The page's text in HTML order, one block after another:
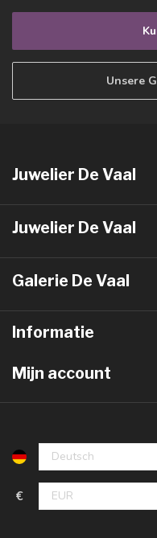
Unsere
Juwelier De Vaal
Juwelier De Vaal
Galerie De Vaal
Informatie
Mijn account
€